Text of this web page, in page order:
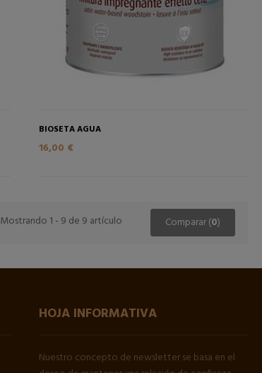
BIOSETA AGUA
16,00 €
Mostrando 1 - 9 de 9 artículo Comparar (0)
HOJA INFORMATIVA
Nuestro concepto de newsletter se basa en el